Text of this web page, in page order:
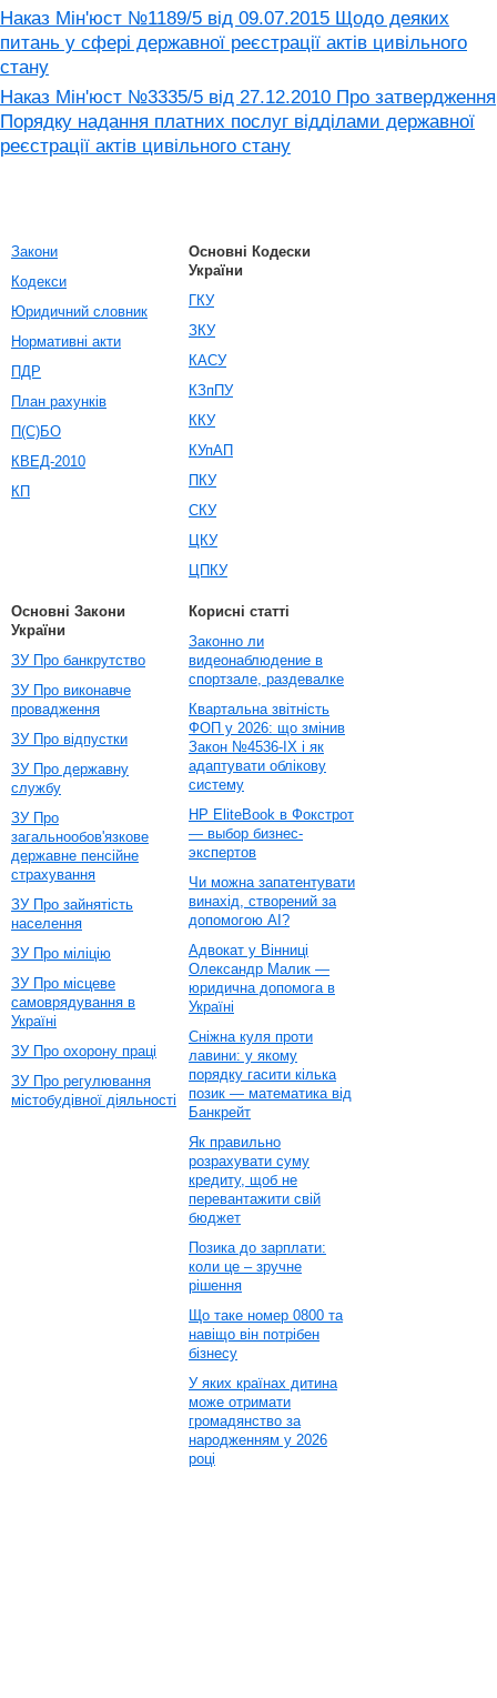
Наказ Мін'юст №1189/5 від 09.07.2015 Щодо деяких
питань у сфері державної реєстрації актів цивільного
стану
Наказ Мін'юст №3335/5 від 27.12.2010 Про затвердження
Порядку надання платних послуг відділами державної
реєстрації актів цивільного стану
Закони
Кодекси
Юридичний словник
Нормативні акти
ПДР
План рахунків
П(С)БО
КВЕД-2010
КП
Основні Кодески
України
ГКУ
ЗКУ
КАСУ
КЗпПУ
ККУ
КУпАП
ПКУ
СКУ
ЦКУ
ЦПКУ
Основні Закони
України
ЗУ Про банкрутство
ЗУ Про виконавче
провадження
ЗУ Про відпустки
ЗУ Про державну
службу
ЗУ Про
загальнообов'язкове
державне пенсійне
страхування
ЗУ Про зайнятість
населення
ЗУ Про міліцію
ЗУ Про місцеве
самоврядування в
Україні
ЗУ Про охорону праці
ЗУ Про регулювання
містобудівної діяльності
Корисні статті
Законно ли
видеонаблюдение в
спортзале, раздевалке
Квартальна звітність
ФОП у 2026: що змінив
Закон №4536-IX і як
адаптувати облікову
систему
HP EliteBook в Фокстрот
— выбор бизнес-
экспертов
Чи можна запатентувати
винахід, створений за
допомогою AI?
Адвокат у Вінниці
Олександр Малик —
юридична допомога в
Україні
Сніжна куля проти
лавини: у якому
порядку гасити кілька
позик — математика від
Банкрейт
Як правильно
розрахувати суму
кредиту, щоб не
перевантажити свій
бюджет
Позика до зарплати:
коли це – зручне
рішення
Що таке номер 0800 та
навіщо він потрібен
бізнесу
У яких країнах дитина
може отримати
громадянство за
народженням у 2026
році